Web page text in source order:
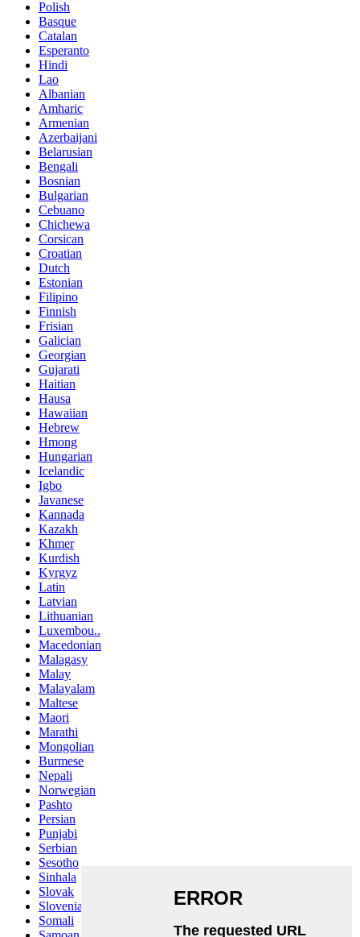
Polish
Basque
Catalan
Esperanto
Hindi
Lao
Albanian
Amharic
Armenian
Azerbaijani
Belarusian
Bengali
Bosnian
Bulgarian
Cebuano
Chichewa
Corsican
Croatian
Dutch
Estonian
Filipino
Finnish
Frisian
Galician
Georgian
Gujarati
Haitian
Hausa
Hawaiian
Hebrew
Hmong
Hungarian
Icelandic
Igbo
Javanese
Kannada
Kazakh
Khmer
Kurdish
Kyrgyz
Latin
Latvian
Lithuanian
Luxembou..
Macedonian
Malagasy
Malay
Malayalam
Maltese
Maori
Marathi
Mongolian
Burmese
Nepali
Norwegian
Pashto
Persian
Punjabi
Serbian
Sesotho
Sinhala
Slovak
Slovenian
Somali